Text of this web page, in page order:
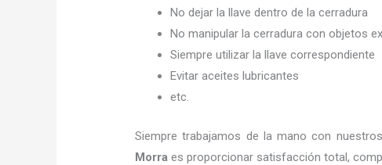
No dejar la llave dentro de la cerradura
No manipular la cerradura con objetos
Siempre utilizar la llave correspondiente
Evitar aceites lubricantes
etc.
Siempre trabajamos de la mano con
Morra es proporcionar satisfacción total,